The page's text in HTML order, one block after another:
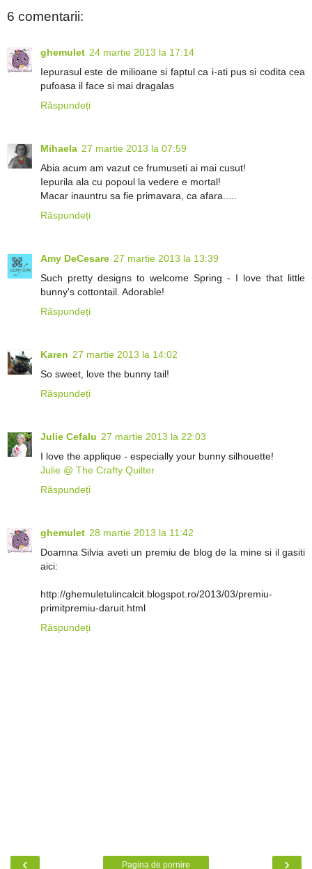
6 comentarii:
ghemulet 24 martie 2013 la 17:14
Iepurasul este de milioane si faptul ca i-ati pus si codita cea
pufoasa il face si mai dragalas
Răspundeți
Mihaela 27 martie 2013 la 07:59
Abia acum am vazut ce frumuseti ai mai cusut!
Iepurila ala cu popoul la vedere e mortal!
Macar inauntru sa fie primavara, ca afara.....
Răspundeți
Amy DeCesare 27 martie 2013 la 13:39
Such pretty designs to welcome Spring - I love that little
bunny's cottontail. Adorable!
Răspundeți
Karen 27 martie 2013 la 14:02
So sweet, love the bunny tail!
Răspundeți
Julie Cefalu 27 martie 2013 la 22:03
I love the applique - especially your bunny silhouette!
Julie @ The Crafty Quilter
Răspundeți
ghemulet 28 martie 2013 la 11:42
Doamna Silvia aveti un premiu de blog de la mine si il gasiti
aici:
http://ghemuletulincalcit.blogspot.ro/2013/03/premiu-
primitpremiu-daruit.html
Răspundeți
‹ ›
Pagina de pornire